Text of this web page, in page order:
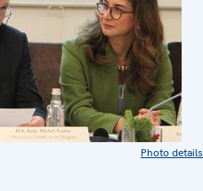
Photo details